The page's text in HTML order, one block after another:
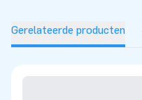
Gerelateerde producten